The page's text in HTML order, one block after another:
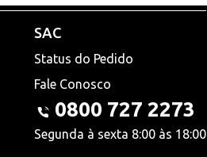
SAC
Status do Pedido
Fale Conosco
0800 727 2273
Segunda à sexta 8:00 às 18:00